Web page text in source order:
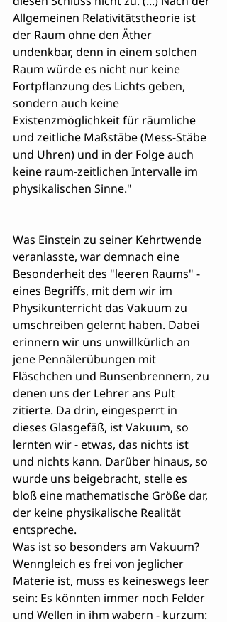
Allgemeinen Relativitätstheorie ist
der Raum ohne den Äther
undenkbar, denn in einem solchen
Raum würde es nicht nur keine
Fortpflanzung des Lichts geben,
sondern auch keine
Existenzmöglichkeit für räumliche
und zeitliche Maßstäbe (Mess-Stäbe
und Uhren) und in der Folge auch
keine raum-zeitlichen Intervalle im
physikalischen Sinne."
Was Einstein zu seiner Kehrtwende
veranlasste, war demnach eine
Besonderheit des "leeren Raums" -
eines Begriffs, mit dem wir im
Physikunterricht das Vakuum zu
umschreiben gelernt haben. Dabei
erinnern wir uns unwillkürlich an
jene Pennälerübungen mit
Fläschchen und Bunsenbrennern, zu
denen uns der Lehrer ans Pult
zitierte. Da drin, eingesperrt in
dieses Glasgefäß, ist Vakuum, so
lernten wir - etwas, das nichts ist
und nichts kann. Darüber hinaus, so
wurde uns beigebracht, stelle es
bloß eine mathematische Größe dar,
der keine physikalische Realität
entspreche.
Was ist so besonders am Vakuum?
Wenngleich es frei von jeglicher
Materie ist, muss es keineswegs leer
sein: Es könnten immer noch Felder
und Wellen in ihm wabern - kurzum: